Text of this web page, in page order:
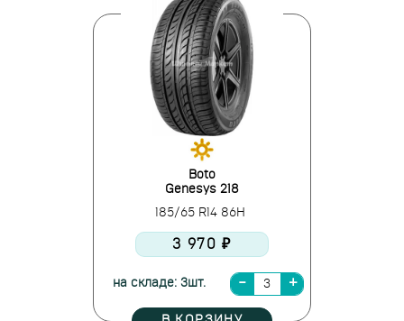
Boto
Genesys 218
185/65 R14 86H
3 970 ₽
на складе: 3шт.